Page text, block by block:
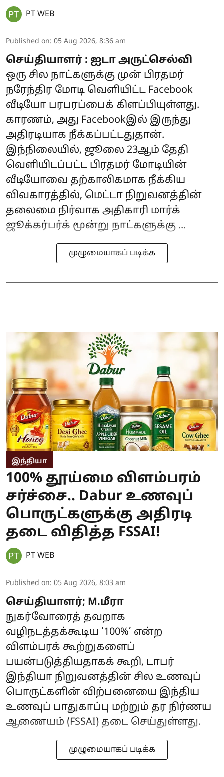
PT WEB
Published on: 05 Aug 2026, 8:36 am
செய்தியாளர் : ஐடா அருட்செல்வி
ஒரு சில நாட்களுக்கு முன் பிரதமர்
நரேந்திர மோடி வெளியிட்ட Facebook
வீடியோ பரபரப்பைக் கிளப்பியுள்ளது.
காரணம், அது Facebookஇல் இருந்து
அதிரடியாக நீக்கப்பட்டதுதான்.
இந்நிலையில், ஜூலை 23ஆம் தேதி
வெளியிடப்பட்ட பிரதமர் மோடியின்
வீடியோவை தற்காலிகமாக நீக்கிய
விவகாரத்தில், மெட்டா நிறுவனத்தின்
தலைமை நிர்வாக அதிகாரி மார்க்
ஜூக்கர்பர்க் மூன்று நாட்களுக்கு ...
முழுமையாகப் படிக்க
இந்தியா
100% தூய்மை விளம்பரம்
சர்ச்சை.. Dabur உணவுப்
பொருட்களுக்கு அதிரடி
தடை விதித்த FSSAI!
PT WEB
Published on: 05 Aug 2026, 8:03 am
செய்தியாளர்; M.மீரா
நுகர்வோரைத் தவறாக
வழிநடத்தக்கூடிய ‘100%’ என்ற
விளம்பரக் கூற்றுகளைப்
பயன்படுத்தியதாகக் கூறி, டாபர்
இந்தியா நிறுவனத்தின் சில உணவுப்
பொருட்களின் விற்பனையை இந்திய
உணவுப் பாதுகாப்பு மற்றும் தர நிர்ணய
ஆணையம் (FSSAI) தடை செய்துள்ளது.
முழுமையாகப் படிக்க